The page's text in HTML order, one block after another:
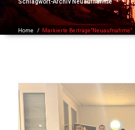
Home / Markierte Beiträge"Neuaufnahme"